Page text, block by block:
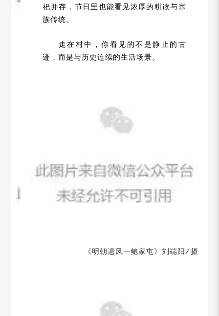
祀并存，节日里也能看见浓厚的耕读与宗
族传统。
走在村中，你看见的不是静止的古
迹，而是与历史连续的生活场景。
《明朝遗风—鲍家屯》刘端阳/摄